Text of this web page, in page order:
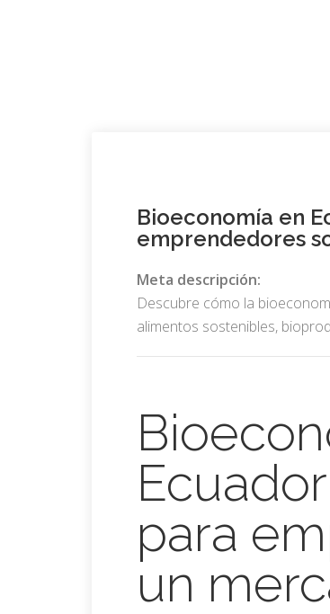
Bioeconomía en
emprendedores
Meta descripción:
Descubre cómo la
alimentos sostenibles,
para
un